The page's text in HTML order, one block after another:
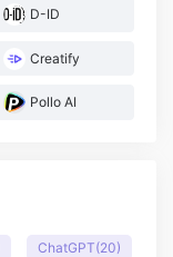
D-ID
Creatify
Pollo AI
ChatGPT(20)